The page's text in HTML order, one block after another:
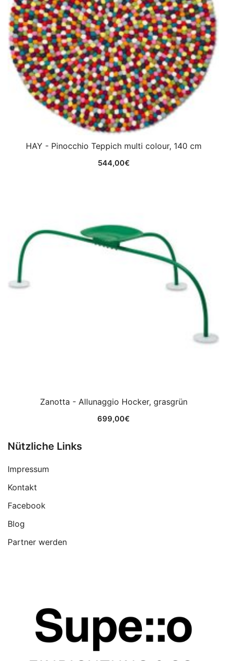
HAY - Pinocchio Teppich multi colour, 140 cm
544,00€
Zanotta - Allunaggio Hocker, grasgrün
699,00€
Nützliche Links
Impressum
Kontakt
Facebook
Blog
Partner werden